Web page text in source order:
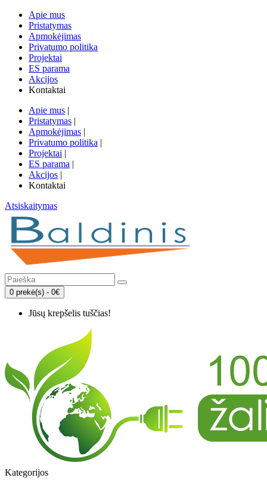
Apie mus
Pristatymas
Apmokėjimas
Privatumo politika
Projektai
ES parama
Akcijos
Kontaktai
Apie mus |
Pristatymas |
Apmokėjimas |
Privatumo politika |
Projektai |
ES parama |
Akcijos |
Kontaktai
Atsiskaitymas
0 prekė(s) - 0€
Jūsų krepšelis tuščias!
Kategorijos